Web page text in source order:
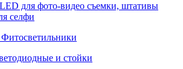
для фото-видео съемки, штативы
селфи
и стойки